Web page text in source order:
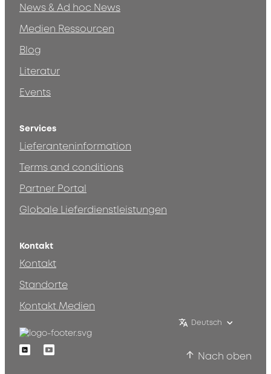
News & Ad hoc News
Medien Ressourcen
Blog
Literatur
Events
Services
Lieferanteninformation
Terms and conditions
Partner Portal
Globale Lieferdienstleistungen
Kontakt
Kontakt
Standorte
Kontakt Medien
Deutsch
LinkedinYoutube
Nach oben